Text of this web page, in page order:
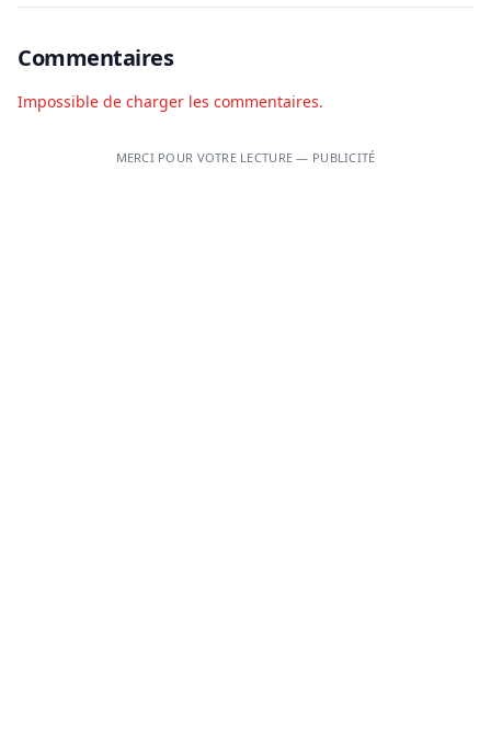
Commentaires
Impossible de charger les commentaires.
MERCI POUR VOTRE LECTURE — PUBLICITÉ